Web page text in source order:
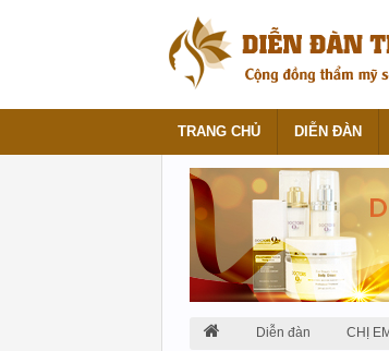
Diễn đàn CHỊ
TRANG CHỦ DIỄN ĐÀN